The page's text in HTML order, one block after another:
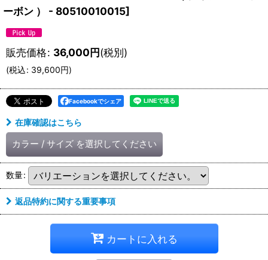
ーボン ） - 80510010015]
販売価格: 36,000円(税別)
(税込: 39,600円)
Facebookでシェア
在庫確認はこちら
カラー / サイズ を選択してください
数量:
返品特約に関する重要事項
カートに入れる